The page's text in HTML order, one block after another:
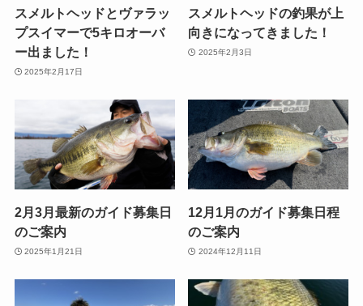
スメルトヘッドとヴァラッ
プスイマーで5キロオーバ
ー出ました！
2025年2月17日
スメルトヘッドの釣果が上
向きになってきました！
2025年2月3日
2月3月最新のガイド募集日
のご案内
2025年1月21日
12月1月のガイド募集日程
のご案内
2024年12月11日